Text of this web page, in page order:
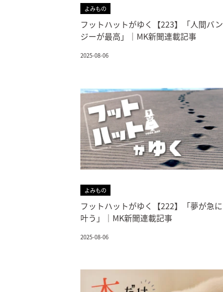
よみもの
フットハットがゆく【223】「人間バン
ジーが最高」｜MK新聞連載記事
2025-08-06
よみもの
フットハットがゆく【222】「夢が急に
叶う」｜MK新聞連載記事
2025-08-06